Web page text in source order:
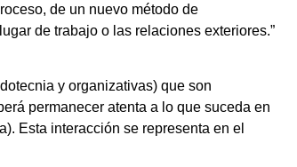
de un nuevo método de
de trabajo o las relaciones exteriores.”
y organizativas) que son
permanecer atenta a lo que suceda en
Esta interacción se representa en el